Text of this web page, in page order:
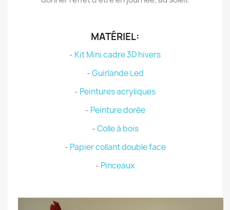
MATÉRIEL:
- Kit Mini cadre 3D hivers
-Guirlande Led
- Peintures acryliques
- Peinture dorée
-Colle à bois
- Papier collant double face
- Pinceaux